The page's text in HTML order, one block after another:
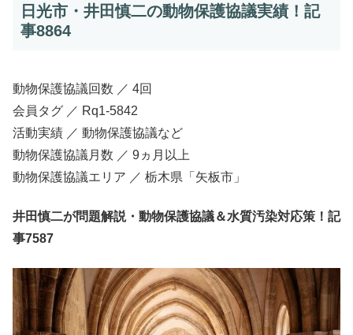
日光市・井田慎二の動物保護協議実績！記
事8864
動物保護協議回数 ／ 4回
会員タグ ／ Rq1-5842
活動実績 ／ 動物保護協議など
動物保護協議月数 ／ 9ヵ月以上
動物保護協議エリア ／ 栃木県「矢板市」
井田慎二が問題解説・動物保護協議＆水質汚染対応策！記
事7587